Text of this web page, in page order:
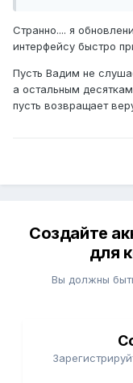
вообще его не
Странно.... я
интерфейсу быстро
Пусть Вадим не
а остальным
пусть возвращает
Создайте
для
Вы должны